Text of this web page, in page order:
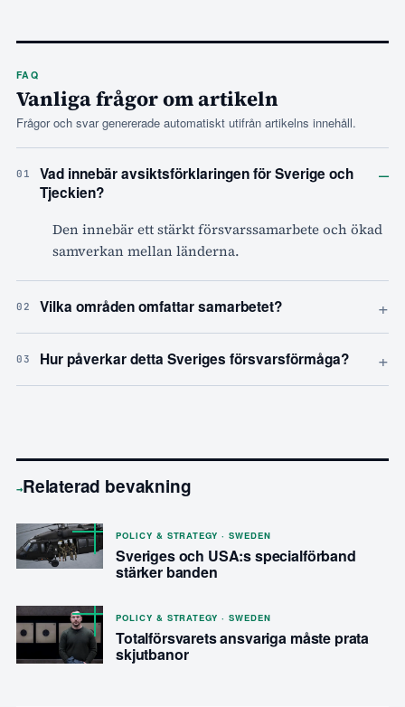
FAQ
Vanliga frågor om artikeln
Frågor och svar genererade automatiskt utifrån artikelns innehåll.
01
Vad innebär avsiktsförklaringen för Sverige och
Tjeckien?
–
Den innebär ett stärkt försvarssamarbete och ökad
samverkan mellan länderna.
02 Vilka områden omfattar samarbetet? +
03 Hur påverkar detta Sveriges försvarsförmåga? +
→Relaterad bevakning
POLICY & STRATEGY · SWEDEN
Sveriges och USA:s specialförband
stärker banden
POLICY & STRATEGY · SWEDEN
Totalförsvarets ansvariga måste prata
skjutbanor